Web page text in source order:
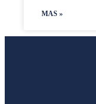
MAS »